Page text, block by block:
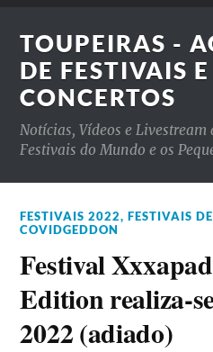
TOUPEIRAS -
DE FESTIVAIS E
CONCERTOS
Notícias, Vídeos e Livestream
Festivais do Mundo e os
FESTIVAIS 2022,FESTIVAIS
COVIDGEDDON
Festival
Edition realiza-
2022 (adiado)